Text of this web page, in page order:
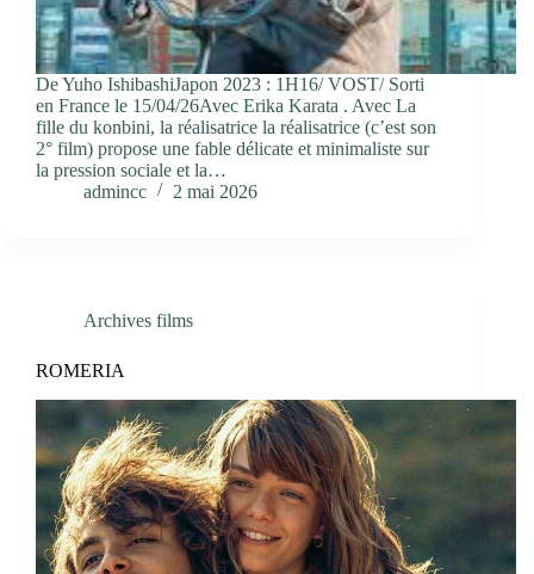
De Yuho IshibashiJapon 2023 : 1H16/ VOST/ Sorti
en France le 15/04/26Avec Erika Karata . Avec La
fille du konbini, la réalisatrice la réalisatrice (c’est son
2° film) propose une fable délicate et minimaliste sur
la pression sociale et la…
admincc
2 mai 2026
Archives films
ROMERIA